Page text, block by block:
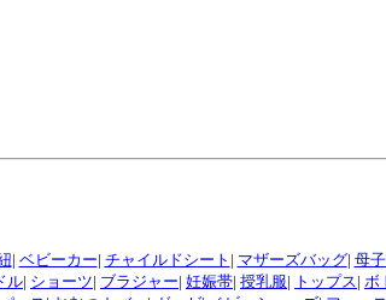
| ベビーカー| チャイルドシート | マザーズバッグ| 母
ル| ショーツ| ブラジャー| 妊娠帯| 授乳服| トップス | ボ